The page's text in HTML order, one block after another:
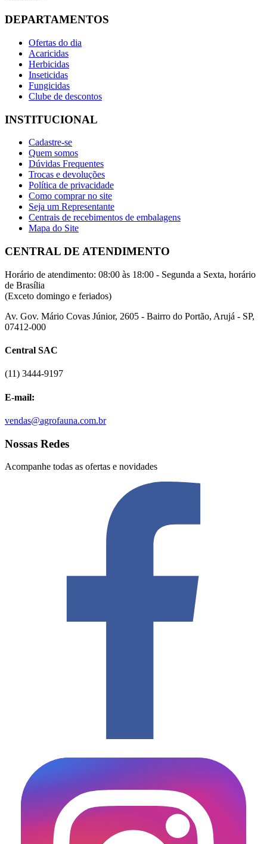
DEPARTAMENTOS
Ofertas do dia
Acaricidas
Herbicidas
Inseticidas
Fungicidas
Clube de descontos
INSTITUCIONAL
Cadastre-se
Quem somos
Dúvidas Frequentes
Trocas e devoluções
Política de privacidade
Como comprar no site
Seja um Representante
Centrais de recebimentos de embalagens
Mapa do Site
CENTRAL DE ATENDIMENTO
Horário de atendimento: 08:00 às 18:00 - Segunda a Sexta, horário
de Brasília
(Exceto domingo e feriados)
Av. Gov. Mário Covas Júnior, 2605 - Bairro do Portão, Arujá - SP,
07412-000
Central SAC
(11) 3444-9197
E-mail:
vendas@agrofauna.com.br
Nossas Redes
Acompanhe todas as ofertas e novidades